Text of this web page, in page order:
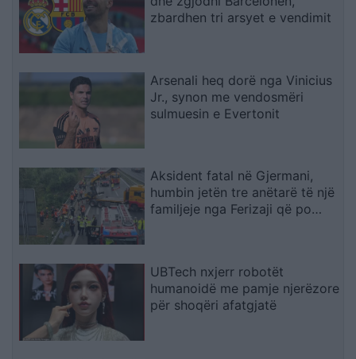
zbardhen tri arsyet e vendimit
Arsenali heq dorë nga Vinicius
Jr., synon me vendosmëri
sulmuesin e Evertonit
Aksident fatal në Gjermani,
humbin jetën tre anëtarë të një
familjeje nga Ferizaji që po
UBTech nxjerr robotët
humanoidë me pamje njerëzore
për shoqëri afatgjatë